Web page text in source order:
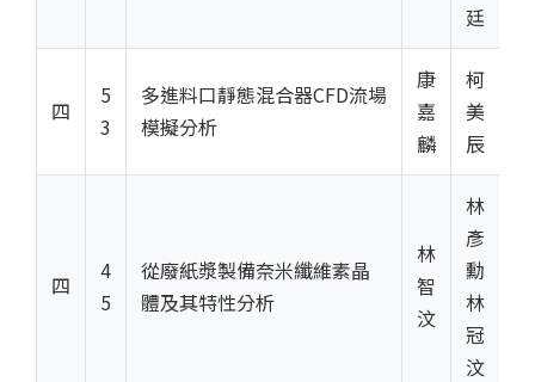
廷
四
5
3
多進料口靜態混合器CFD流場
模擬分析
康
嘉
麟
柯
美
辰
四
4
5
從廢紙漿製備奈米纖維素晶
體及其特性分析
林
智
汶
林
彥
勳
林
冠
汶